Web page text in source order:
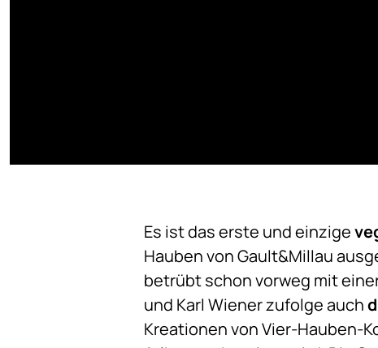
Es ist das erste und einzige
Hauben von Gault&Millau
betrübt schon vorweg mit
und Karl Wiener zufolge auch
Kreationen von Vier-Hauben-